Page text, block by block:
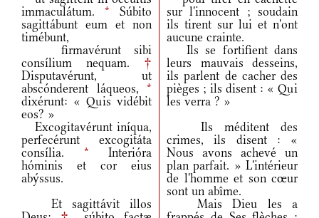
immaculátum. * Súbito
sagittábunt eum et non
timébunt,
sur l'innocent ; soudain
ils tirent sur lui et n'ont
aucune crainte.
firmavérunt sibi
consílium nequam. †
Disputavérunt, ut
abscónderent láqueos, *
dixérunt: « Quis vidébit
eos? »
Ils se fortifient dans
leurs mauvais desseins,
ils parlent de cacher des
pièges ; ils disent : « Qui
les verra ? »
Excogitavérunt iníqua,
perfecérunt excogitáta
consília. * Interióra
hóminis et cor eius
abýssus.
Ils méditent des
crimes, ils disent : «
Nous avons achevé un
plan parfait. » L'intérieur
de l'homme et son cœur
sont un abîme.
Et sagittávit illos
Mais Dieu les a